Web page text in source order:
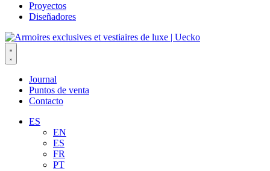
Proyectos
Diseñadores
Journal
Puntos de venta
Contacto
ES
EN
ES
FR
PT